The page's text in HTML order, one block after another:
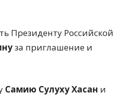
Президенту Российской
за приглашение и
Самию Сулуху Хасан и